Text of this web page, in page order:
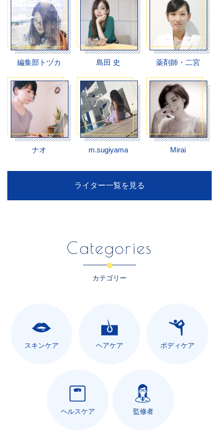
編集部トヅカ 島田 史 薬剤師・二宮
ナオ m.sugiyama Mirai
ライター一覧を見る
Categories
カテゴリー
スキンケア ヘアケア ボディケア
ヘルスケア 監修者